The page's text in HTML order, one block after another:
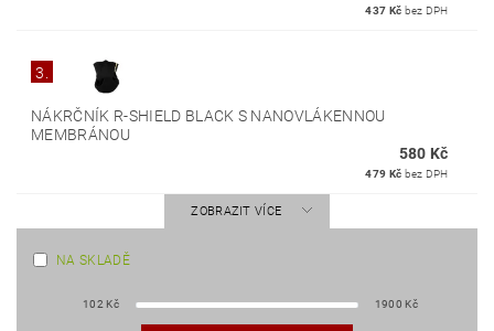
437 Kč bez DPH
3.
NÁKRČNÍK R-SHIELD BLACK S NANOVLÁKENNOU
MEMBRÁNOU
580 Kč
479 Kč bez DPH
ZOBRAZIT VÍCE
NA SKLADĚ
102 Kč 1900 Kč